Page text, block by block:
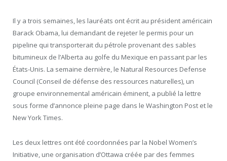
Il y a trois semaines, les lauréats ont écrit au président américain
Barack Obama, lui demandant de rejeter le permis pour un
pipeline qui transporterait du pétrole provenant des sables
bitumineux de l’Alberta au golfe du Mexique en passant par les
États-Unis. La semaine dernière, le Natural Resources Defense
Council (Conseil de défense des ressources naturelles), un
groupe environnemental américain éminent, a publié la lettre
sous forme d’annonce pleine page dans le Washington Post et le
New York Times.
Les deux lettres ont été coordonnées par la Nobel Women’s
Initiative, une organisation d’Ottawa créée par des femmes